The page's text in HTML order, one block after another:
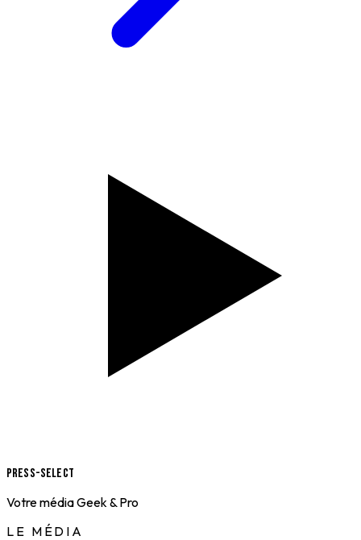
Press-Select
Votre média Geek & Pro
LE MÉDIA